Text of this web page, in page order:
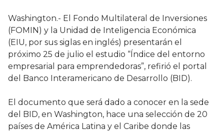
Washington.- El Fondo Multilateral de Inversiones
(FOMIN) y la Unidad de Inteligencia Económica
(EIU, por sus siglas en inglés) presentarán el
próximo 25 de julio el estudio “Índice del entorno
empresarial para emprendedoras”, refirió el portal
del Banco Interamericano de Desarrollo (BID).
El documento que será dado a conocer en la sede
del BID, en Washington, hace una selección de 20
países de América Latina y el Caribe donde las